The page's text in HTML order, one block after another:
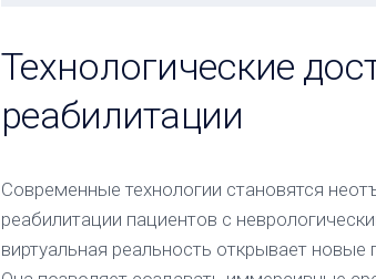
Технологические
реабилитации
Современные технологии становятся
реабилитации пациентов с
виртуальная реальность открывает новые